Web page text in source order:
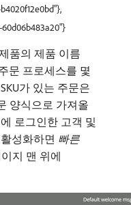
품의 제품 이름
문 프로세스를 몇
가 있는 주문은
양식으로 가져올
로그인한 고객 및
성화하면 빠른
지 맨 위에